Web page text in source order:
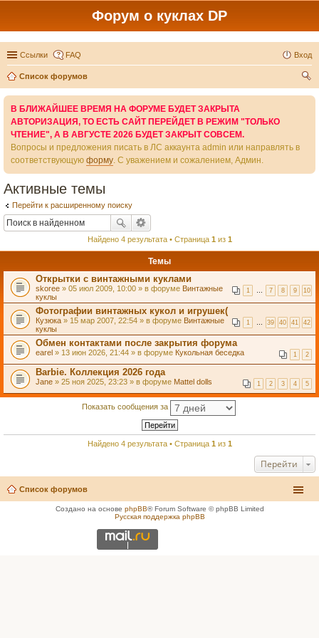
Форум о куклах DP
Ссылки FAQ Вход
Список форумов
В БЛИЖАЙШЕЕ ВРЕМЯ НА ФОРУМЕ БУДЕТ ЗАКРЫТА
АВТОРИЗАЦИЯ, ТО ЕСТЬ САЙТ ПЕРЕЙДЕТ В РЕЖИМ "ТОЛЬКО
ЧТЕНИЕ", А В АВГУСТЕ 2026 БУДЕТ ЗАКРЫТ СОВСЕМ.
Вопросы и предложения писать в ЛС аккаунта admin или направлять в
соответствующую форму. С уважением и сожалением, Админ.
Активные темы
Перейти к расширенному поиску
Найдено 4 результата • Страница 1 из 1
Темы
Открытки с винтажными куклами
1 7 8 9 10
skoree » 05 июл 2009, 10:00 » в форуме Винтажные
куклы
Фотографии винтажных кукол и игрушек(
1 39 40 41 42
Кузюка » 15 мар 2007, 22:54 » в форуме Винтажные
куклы
Обмен контактами после закрытия форума
1 2
earel » 13 июн 2026, 21:44 » в форуме Кукольная беседка
Barbie. Коллекция 2026 года
1 2 3 4 5
Jane » 25 ноя 2025, 23:23 » в форуме Mattel dolls
Показать сообщения за
Найдено 4 результата • Страница 1 из 1
Перейти
Список форумов
Создано на основе phpBB® Forum Software © phpBB Limited
Русская поддержка phpBB